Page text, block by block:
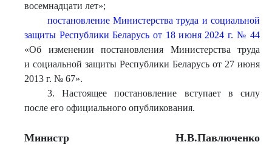
восемнадцати лет»;
постановление Министерства труда и социальной
защиты Республики Беларусь от 18 июня 2024 г. № 44
«Об изменении постановления Министерства труда
и социальной защиты Республики Беларусь от 27 июня
2013 г. № 67».
3. Настоящее постановление вступает в силу
после его официального опубликования.
Министр Н.В.Павлюченко